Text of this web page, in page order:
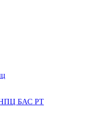
НПЦ БАС РТ